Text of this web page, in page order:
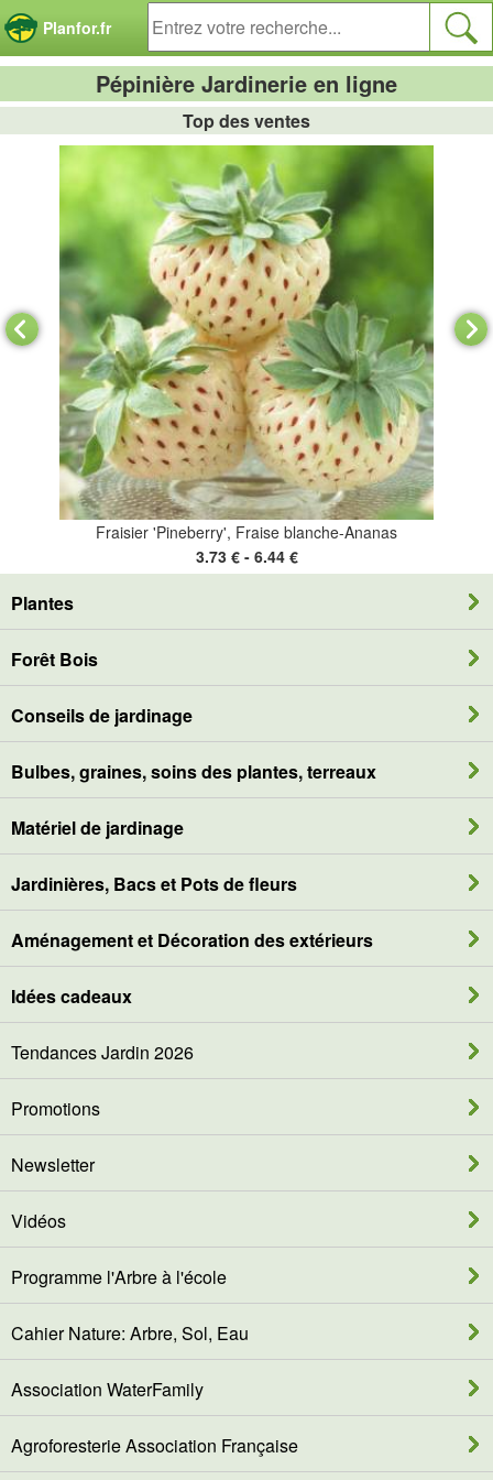
Planfor.fr
Pépinière Jardinerie en ligne
Top des ventes
Fraisier 'Pineberry', Fraise blanche-Ananas
3.73 € - 6.44 €
Plantes
Forêt Bois
Conseils de jardinage
Bulbes, graines, soins des plantes, terreaux
Matériel de jardinage
Jardinières, Bacs et Pots de fleurs
Aménagement et Décoration des extérieurs
Idées cadeaux
Tendances Jardin 2026
Promotions
Newsletter
Vidéos
Programme l'Arbre à l'école
Cahier Nature: Arbre, Sol, Eau
Association WaterFamily
Agroforesterie Association Française
Panneau de gestion des cookies